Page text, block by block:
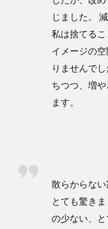
じました。
私は捨てる
イメージの
りませんで
ちつつ、増
ます。
散らからない
とても驚き
の少ない、